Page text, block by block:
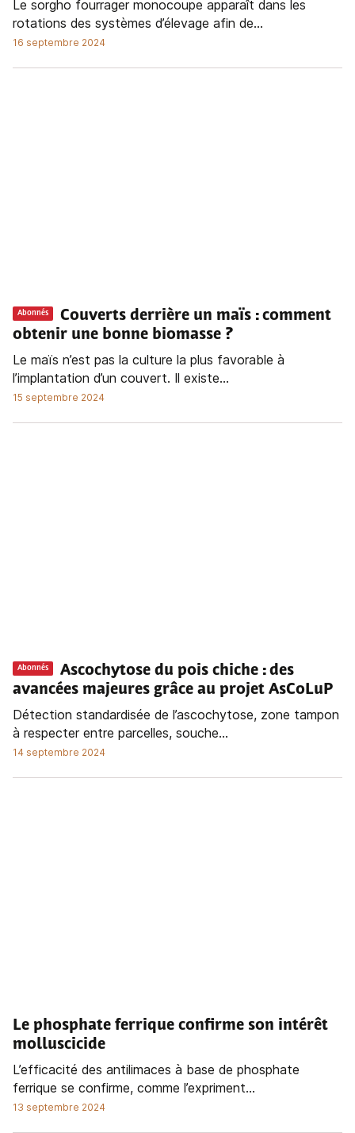
Le sorgho fourrager monocoupe apparaît dans les
rotations des systèmes d’élevage afin de...
16 septembre 2024
Abonnés
Couverts derrière un maïs : comment
obtenir une bonne biomasse ?
Le maïs n’est pas la culture la plus favorable à
l’implantation d’un couvert. Il existe...
15 septembre 2024
Abonnés
Ascochytose du pois chiche : des
avancées majeures grâce au projet AsCoLuP
Détection standardisée de l’ascochytose, zone tampon
à respecter entre parcelles, souche...
14 septembre 2024
Le phosphate ferrique confirme son intérêt
molluscicide
L’efficacité des antilimaces à base de phosphate
ferrique se confirme, comme l’expriment...
13 septembre 2024